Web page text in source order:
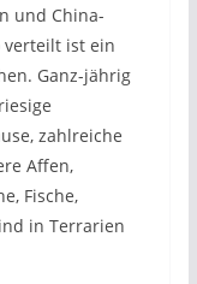
und China-
verteilt ist ein
Ganz-jährig
zahlreiche
Affen,
Fische,
in Terrarien